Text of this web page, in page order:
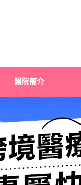
醫院簡介